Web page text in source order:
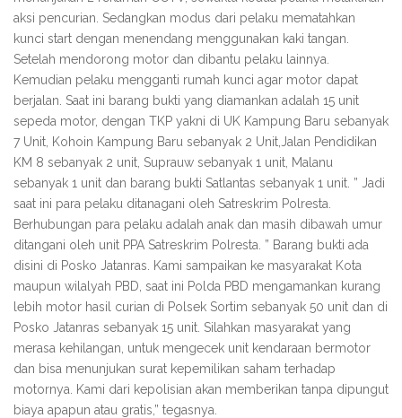
aksi pencurian. Sedangkan modus dari pelaku mematahkan
kunci start dengan menendang menggunakan kaki tangan.
Setelah mendorong motor dan dibantu pelaku lainnya.
Kemudian pelaku mengganti rumah kunci agar motor dapat
berjalan. Saat ini barang bukti yang diamankan adalah 15 unit
sepeda motor, dengan TKP yakni di UK Kampung Baru sebanyak
7 Unit, Kohoin Kampung Baru sebanyak 2 Unit,Jalan Pendidikan
KM 8 sebanyak 2 unit, Suprauw sebanyak 1 unit, Malanu
sebanyak 1 unit dan barang bukti Satlantas sebanyak 1 unit. ” Jadi
saat ini para pelaku ditanagani oleh Satreskrim Polresta.
Berhubungan para pelaku adalah anak dan masih dibawah umur
ditangani oleh unit PPA Satreskrim Polresta. ” Barang bukti ada
disini di Posko Jatanras. Kami sampaikan ke masyarakat Kota
maupun wilalyah PBD, saat ini Polda PBD mengamankan kurang
lebih motor hasil curian di Polsek Sortim sebanyak 50 unit dan di
Posko Jatanras sebanyak 15 unit. Silahkan masyarakat yang
merasa kehilangan, untuk mengecek unit kendaraan bermotor
dan bisa menunjukan surat kepemilikan saham terhadap
motornya. Kami dari kepolisian akan memberikan tanpa dipungut
biaya apapun atau gratis,” tegasnya.